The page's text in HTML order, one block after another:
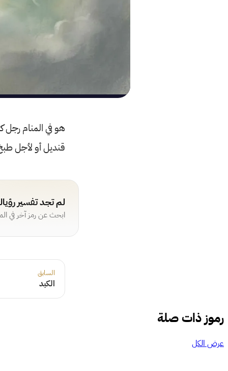
هو في المنام رجل
قنديل أو لأجل
لم تجد تفسير
ابحث عن رمز آخر في
السابق
الكبد
رموز ذات صلة
عرض الكل